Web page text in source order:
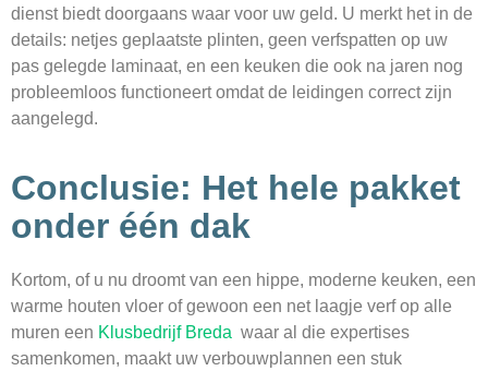
dienst biedt doorgaans waar voor uw geld. U merkt het in de
details: netjes geplaatste plinten, geen verfspatten op uw
pas gelegde laminaat, en een keuken die ook na jaren nog
probleemloos functioneert omdat de leidingen correct zijn
aangelegd.
Conclusie: Het hele pakket
onder één dak
Kortom, of u nu droomt van een hippe, moderne keuken, een
warme houten vloer of gewoon een net laagje verf op alle
muren een Klusbedrijf Breda waar al die expertises
samenkomen, maakt uw verbouwplannen een stuk